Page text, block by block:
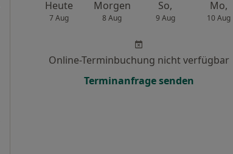
Heute
7 Aug
Morgen
8 Aug
So,
9 Aug
Mo,
10 Aug
Online-Terminbuchung nicht verfügbar
Terminanfrage senden